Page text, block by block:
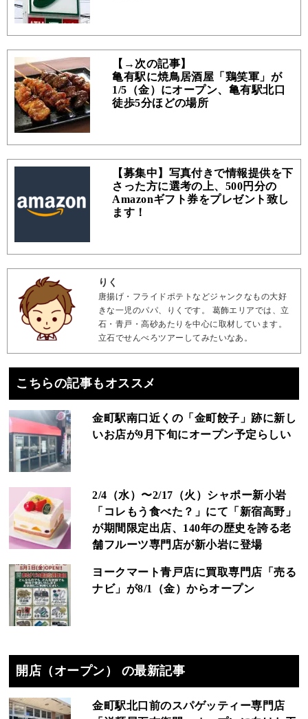
【→次の記事】
亀有駅に焼鳥居酒屋「鶏笑軍」が
1/5（金）にオープン、亀有駅北口
徒歩5分ほどの場所
【募集中】写真付きで情報提供を下
さった方に選考の上、500円分の
Amazonギフト券をプレゼント致し
ます！
りく
唐揚げ・フライドポテトなどジャンクなもの大好
きな一児のパパ、りくです。 葛飾エリアでは、立
石・青戸・高砂あたりを中心に取材しています。
立石でせんべろツアーしてみたいなあ。
こちらの記事もオススメ
金町駅南口近くの「金町餃子」跡に新し
いお店が9月下旬にオープン予定らしい
2/4（水）〜2/17（火）シャポー新小岩
「コレもう食べた？」にて「新宿高野」
が期間限定出店、140年の歴史を誇る老
舗フルーツ専門店が新小岩に登場
ヨークマート青戸店に買取専門店「売る
ナビ」が8/1（金）からオープン
開店（オープン） の最新記事
金町駅北口前のスパゲッティー専門店